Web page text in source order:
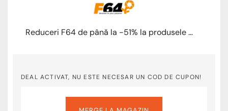
Reduceri F64 de până la -51% la produsele din selecție
DEAL ACTIVAT, NU ESTE NECESAR UN COD DE CUPON!